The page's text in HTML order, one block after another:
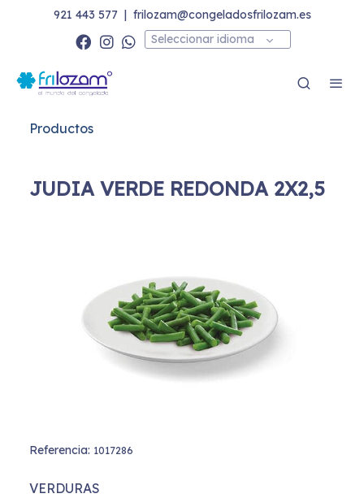
921 443 577 | frilozam@congeladosfrilozam.es
Seleccionar idioma
Productos
JUDIA VERDE REDONDA 2X2,5
Referencia: 1017286
VERDURAS